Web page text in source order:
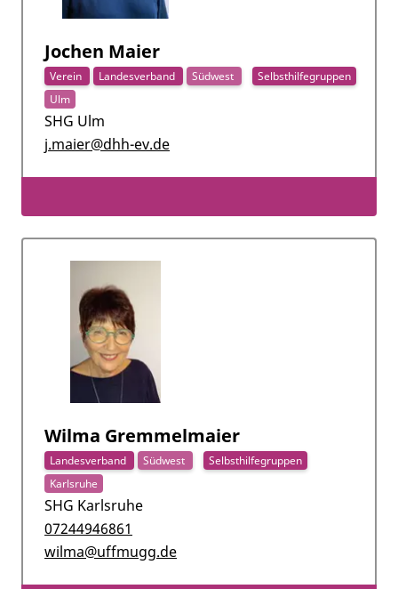
Jochen Maier
Verein Landesverband Südwest
Selbsthilfegruppen
Ulm
SHG Ulm
j.maier@dhh-ev.de
Wilma Gremmelmaier
Landesverband Südwest
Selbsthilfegruppen
Karlsruhe
SHG Karlsruhe
07244946861
wilma@uffmugg.de